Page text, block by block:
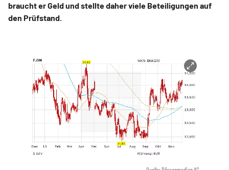
braucht er Geld und stellte daher viele Beteiligungen auf
den Prüfstand.